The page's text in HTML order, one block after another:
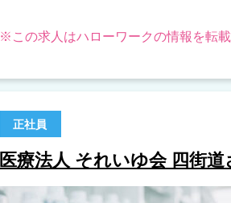
※この求人はハローワークの情報を転載
正社員
医療法人 それいゆ会 四街